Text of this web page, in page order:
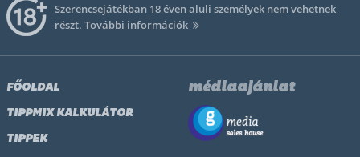
Szerencsejátékban 18 éven aluli személyek nem vehetnek
részt. További információk
FŐOLDAL
TIPPMIX KALKULÁTOR
TIPPEK
médiaajánlat